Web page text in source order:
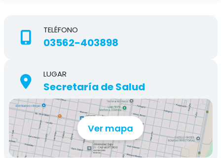
TELÉFONO
03562-403898
LUGAR
Secretaría de Salud
Ver mapa